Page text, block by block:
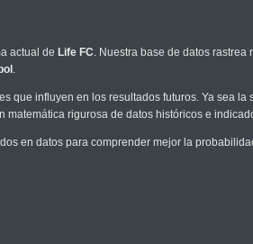
actual de Life FC. Nuestra base de datos
.
que influyen en los resultados futuros. Ya sea
rigurosa de datos históricos e
en datos para comprender mejor la